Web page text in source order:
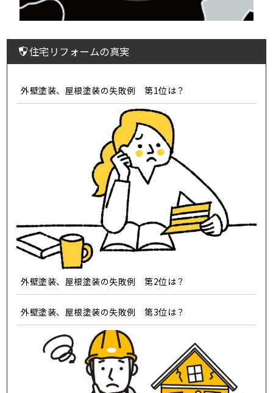
住宅リフォームの真実
外壁塗装、屋根塗装の失敗例 第1位は？
外壁塗装、屋根塗装の失敗例 第2位は？
外壁塗装、屋根塗装の失敗例 第3位は？